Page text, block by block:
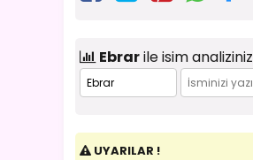
Ebrarile isim analiziniz
UYARILAR !